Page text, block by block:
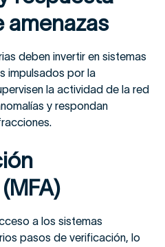
amenazas
deben invertir en sistemas
impulsados por la
la actividad de la red
y respondan
a los sistemas
pasos de verificación, lo